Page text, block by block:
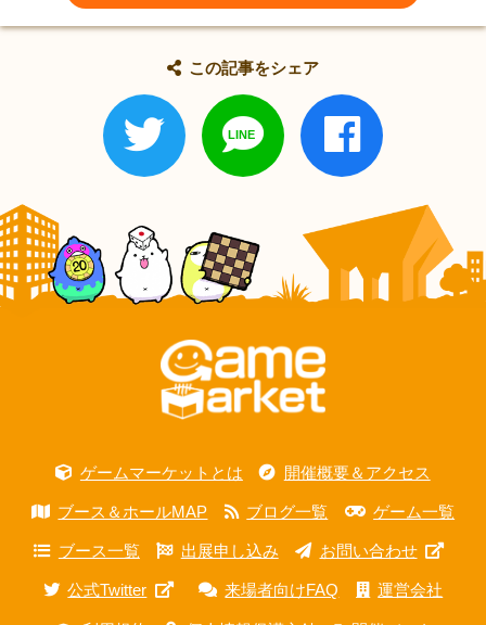
この記事をシェア
ゲームマーケットとは 開催概要＆アクセス
ブース＆ホールMAP ブログ一覧 ゲーム一覧
ブース一覧 出展申し込み お問い合わせ
公式Twitter 来場者向けFAQ 運営会社